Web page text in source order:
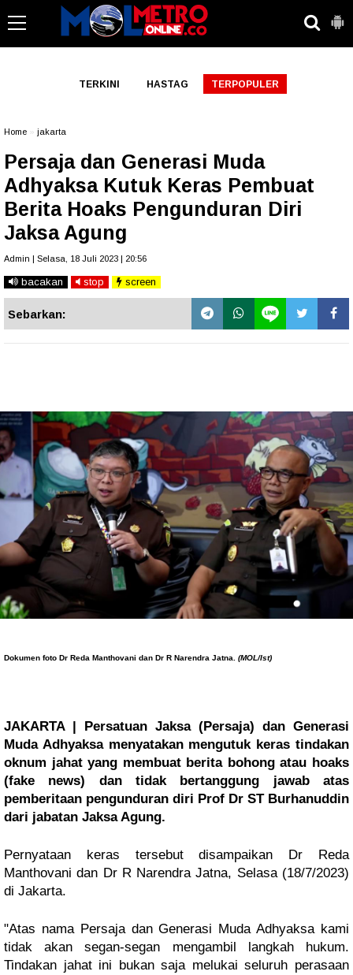
TERKINI HASTAG TERPOPULER
Home jakarta
Persaja dan Generasi Muda
Adhyaksa Kutuk Keras Pembuat
Berita Hoaks Pengunduran Diri
Jaksa Agung
Admin | Selasa, 18 Juli 2023 | 20:56
bacakan stop screen
Sebarkan:
Dokumen foto Dr Reda Manthovani dan Dr R Narendra Jatna. (MOL/Ist)
JAKARTA | Persatuan Jaksa (Persaja) dan Generasi
Muda Adhyaksa menyatakan mengutuk keras tindakan
oknum jahat yang membuat berita bohong atau hoaks
(fake news) dan tidak bertanggung jawab atas
pemberitaan pengunduran diri Prof Dr ST Burhanuddin
dari jabatan Jaksa Agung.
Pernyataan keras tersebut disampaikan Dr Reda
Manthovani dan Dr R Narendra Jatna, Selasa (18/7/2023)
di Jakarta.
"Atas nama Persaja dan Generasi Muda Adhyaksa kami
tidak akan segan-segan mengambil langkah hukum.
Tindakan jahat ini bukan saja melukai seluruh perasaan